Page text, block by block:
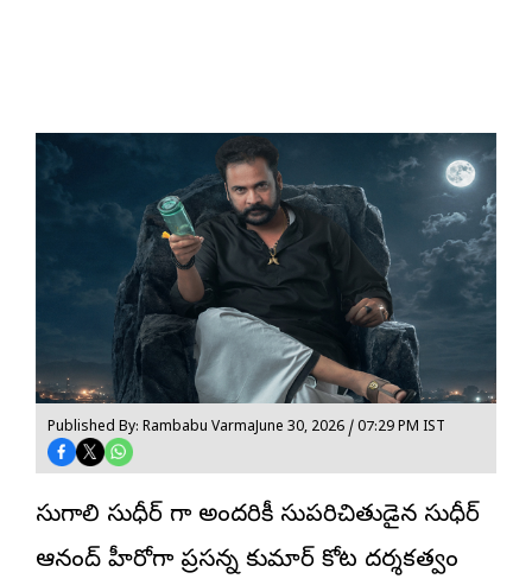
Published By: Rambabu VarmaJune 30, 2026 / 07:29 PM IST
సుడిగాలి సుధీర్ గా అందరికీ సుపరిచితుడైన సుధీర్
ఆనంద్ హీరోగా ప్రసన్న కుమార్ కోట దర్శకత్వం